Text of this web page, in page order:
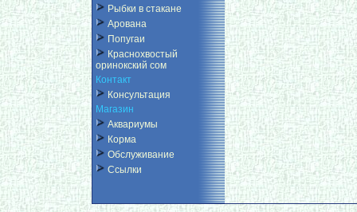
Рыбки в стакане
Арована
Попугаи
Краснохвостый
оринокский сом
Контакт
Консультация
Магазин
Аквариумы
Корма
Обслуживание
Ссылки